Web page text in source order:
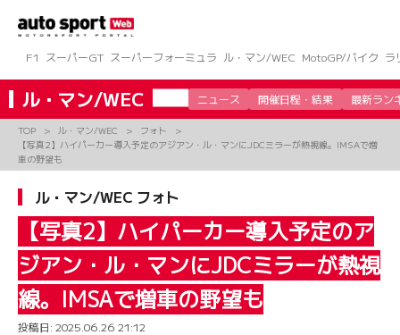
ツ
へ
ス
キ
F1 スーパーGT スーパーフォーミュラ ル・マン/WEC MotoGP/バイク ラ
ル・マン/WEC ニュース 開催日程・結果 最新ラン
TOP ル・マン/WEC
フォト
【写真2】ハイパーカー導入予定のアジアン・ル・マンにJDCミラーが熱視線。IMSAで増
車の野望も
ル・マン/WEC フォト
【写真2】ハイパーカー導入予定のア
ジアン・ル・マンにJDCミラーが熱視
線。IMSAで増車の野望も
投稿日: 2025.06.26 21:12